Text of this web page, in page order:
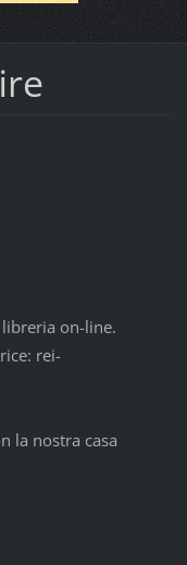
on-line.
rei-
la nostra casa